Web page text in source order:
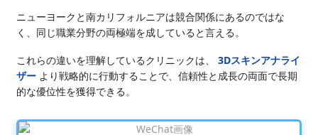
ニューヨークと南カリフォルニアは競合関係にあるのではな
く、同じ職業分野の両極端を成していると言える。
これらの違いを理解しているクリニックは、 3Dスキンアナライ
ザーより戦略的に行動することで、信頼性と成長の両面で長期
的な優位性を獲得できる。